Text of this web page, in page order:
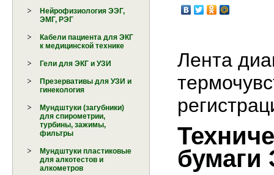
Нейрофизиология ЭЭГ,
ЭМГ, РЭГ
Кабели пациента для ЭКГ
к медицинской технике
Гели для ЭКГ и УЗИ
Презервативы для УЗИ и
гинекология
Мундштуки (загубники)
для спирометрии,
турбины, зажимы,
фильтры
Мундштуки пластиковые
для алкотестов и
алкометров
Лента
бумаги